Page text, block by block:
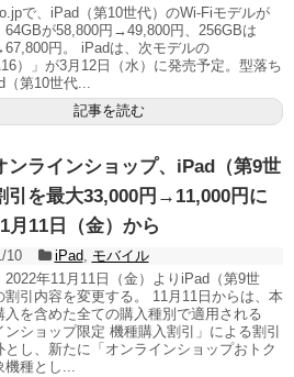
で、iPad（第10世代）のWi-Fiモデルが
64GBが58,800円→49,800円、256GBは
円。 iPadは、次モデルの
）」が3月12日（水）に発売予定。型落ち
（第10世代...
記事を読む
ンラインショップ、iPad（第9世
引を最大33,000円→11,000円に
月11日（金）から
10 iPad, モバイル
2022年11月11日（金）よりiPad（第9世
割引内容を変更する。 11月11日からは、本
入を含めた全ての購入種別で適用される
ンショップ限定 機種購入割引」による割引
とし、新たに「オンラインショップおトク
機種とし...